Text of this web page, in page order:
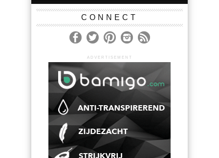
CONNECT
ADVERTISEMENT